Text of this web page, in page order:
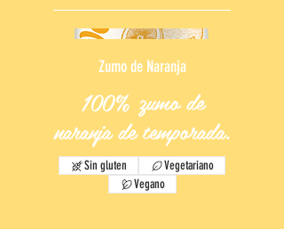
Zumo de Naranja
100% zumo de
naranja de temporada.
Sin gluten
Vegetariano
Vegano